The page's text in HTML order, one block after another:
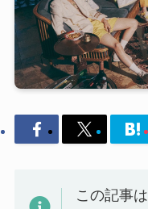
この記事は